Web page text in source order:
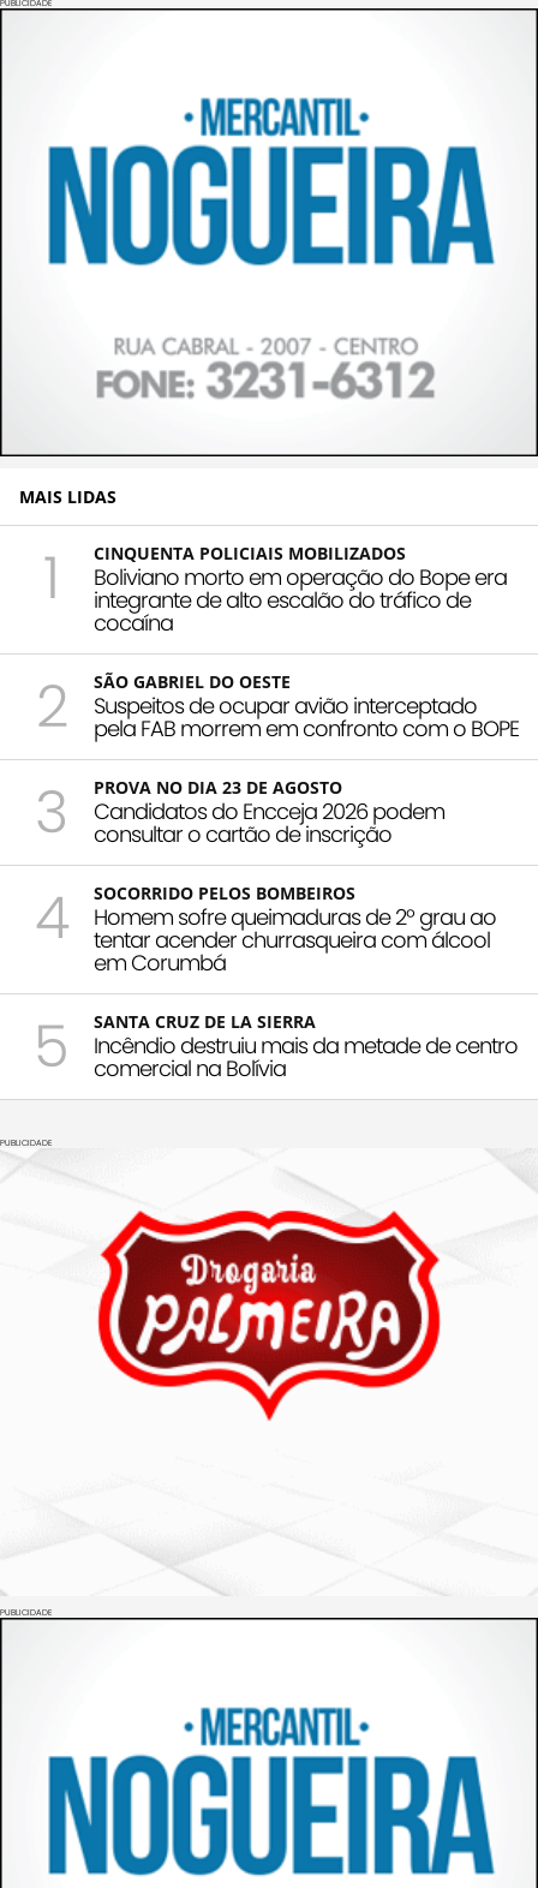
PUBLICIDADE
MAIS LIDAS
1 CINQUENTA POLICIAIS MOBILIZADOS
Boliviano morto em operação do Bope era
integrante de alto escalão do tráfico de
cocaína
2 SÃO GABRIEL DO OESTE
Suspeitos de ocupar avião interceptado
pela FAB morrem em confronto com o BOPE
3 PROVA NO DIA 23 DE AGOSTO
Candidatos do Encceja 2026 podem
consultar o cartão de inscrição
4 SOCORRIDO PELOS BOMBEIROS
Homem sofre queimaduras de 2º grau ao
tentar acender churrasqueira com álcool
em Corumbá
5 SANTA CRUZ DE LA SIERRA
Incêndio destruiu mais da metade de centro
comercial na Bolívia
PUBLICIDADE
PUBLICIDADE